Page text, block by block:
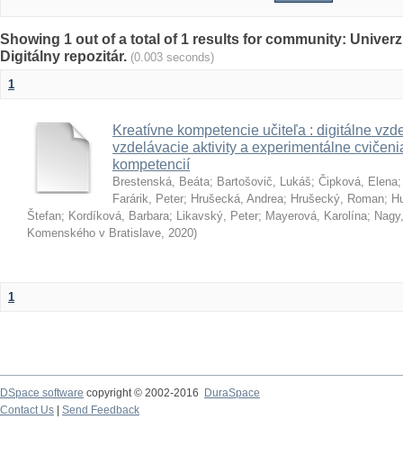
Showing 1 out of a total of 1 results for community:
Digitálny repozitár. (0.003 seconds)
1
Kreatívne kompetencie učiteľa : digitálne
vzdelávacie aktivity a experimentálne
kompetencií
Brestenská, Beáta; Bartošovič, Lukáš; Čipková, Elena
Farárik, Peter; Hrušecká, Andrea; Hrušecký, Roman;
Štefan; Kordíková, Barbara; Likavský, Peter; Mayerová, Karolína;
Komenského v Bratislave, 2020)
1
DSpace software copyright © 2002-2016
DuraSpace
Contact Us
Send Feedback